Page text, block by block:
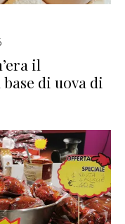
il
di uova di